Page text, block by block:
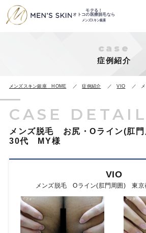
モテる！
オトコの医療脱毛なら
メンズスキン銀座
case
症例紹介
メンズスキン銀座 HOME 症例紹介 VIO
CASE DETAIL
メンズ脱毛 お尻・Oライン(肛
30代 MY様
VIO
メンズ脱毛 Oライン(肛門周囲) 東